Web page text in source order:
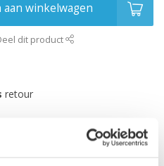
aan winkelwagen
dit product
retour